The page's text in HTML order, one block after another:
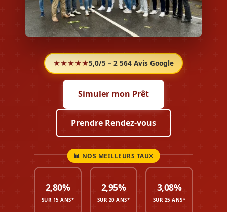
★★★★★5,0/5 – 2 564 Avis Google
Simuler mon Prêt
Prendre Rendez-vous
2,80%
SUR 15 ANS*
2,95%
SUR 20 ANS*
3,08%
SUR 25 ANS*